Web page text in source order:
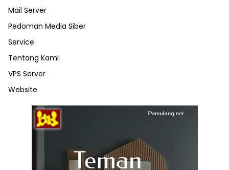
Mail Server
Pedoman Media Siber
Service
Tentang Kami
VPS Server
Website